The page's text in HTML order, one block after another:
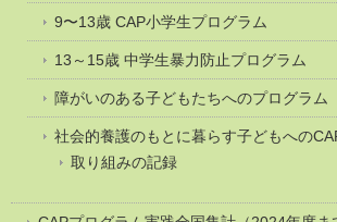
9〜13歳 CAP小学生プログラム
13～15歳 中学生暴力防止プログラム
障がいのある子どもたちへのプログラム
社会的養護のもとに暮らす子どもへの
取り組みの記録